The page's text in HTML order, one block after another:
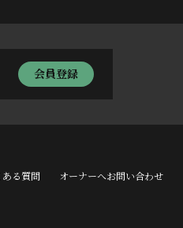
会員登録
ある質問 オーナーへお問い合わせ